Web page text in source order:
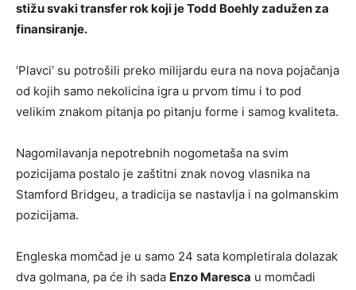
stižu svaki transfer rok koji je Todd Boehly zadužen za
finansiranje.
‘Plavci’ su potrošili preko milijardu eura na nova pojačanja
od kojih samo nekolicina igra u prvom timu i to pod
velikim znakom pitanja po pitanju forme i samog kvaliteta.
Nagomilavanja nepotrebnih nogometaša na svim
pozicijama postalo je zaštitni znak novog vlasnika na
Stamford Bridgeu, a tradicija se nastavlja i na golmanskim
pozicijama.
Engleska momčad je u samo 24 sata kompletirala dolazak
dva golmana, pa će ih sada Enzo Maresca u momčadi